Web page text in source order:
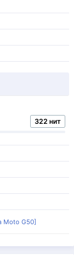
322 нит
Moto G50]